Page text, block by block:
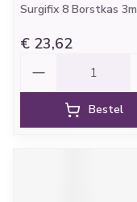
Surgifix 8 Borstkas 3m
€ 23,62
Bestel